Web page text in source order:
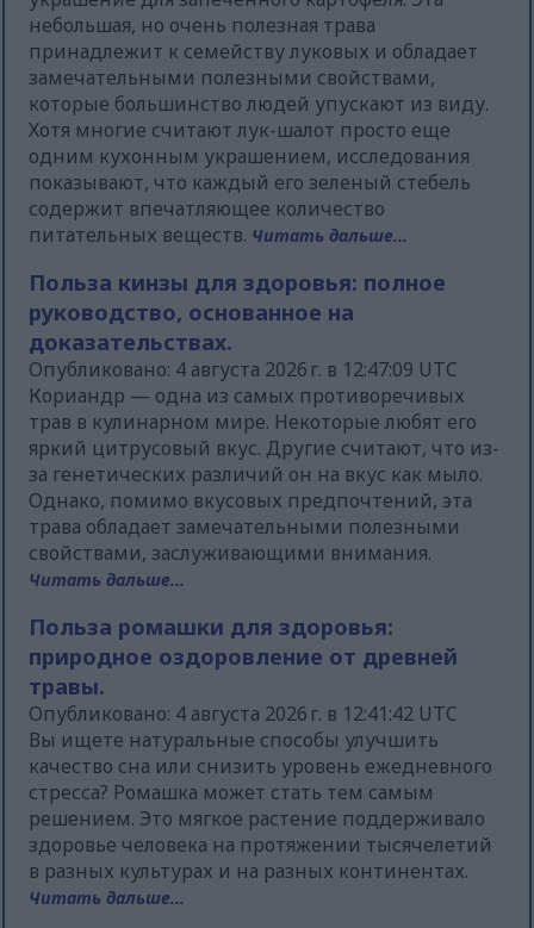
небольшая, но очень полезная трава
принадлежит к семейству луковых и обладает
замечательными полезными свойствами,
которые большинство людей упускают из виду.
Хотя многие считают лук-шалот просто еще
одним кухонным украшением, исследования
показывают, что каждый его зеленый стебель
содержит впечатляющее количество
питательных веществ. Читать дальше...
Польза кинзы для здоровья: полное
руководство, основанное на
доказательствах.
Опубликовано: 4 августа 2026 г. в 12:47:09 UTC
Кориандр — одна из самых противоречивых
трав в кулинарном мире. Некоторые любят его
яркий цитрусовый вкус. Другие считают, что из-
за генетических различий он на вкус как мыло.
Однако, помимо вкусовых предпочтений, эта
трава обладает замечательными полезными
свойствами, заслуживающими внимания.
Читать дальше...
Польза ромашки для здоровья:
природное оздоровление от древней
травы.
Опубликовано: 4 августа 2026 г. в 12:41:42 UTC
Вы ищете натуральные способы улучшить
качество сна или снизить уровень ежедневного
стресса? Ромашка может стать тем самым
решением. Это мягкое растение поддерживало
здоровье человека на протяжении тысячелетий
в разных культурах и на разных континентах.
Читать дальше...